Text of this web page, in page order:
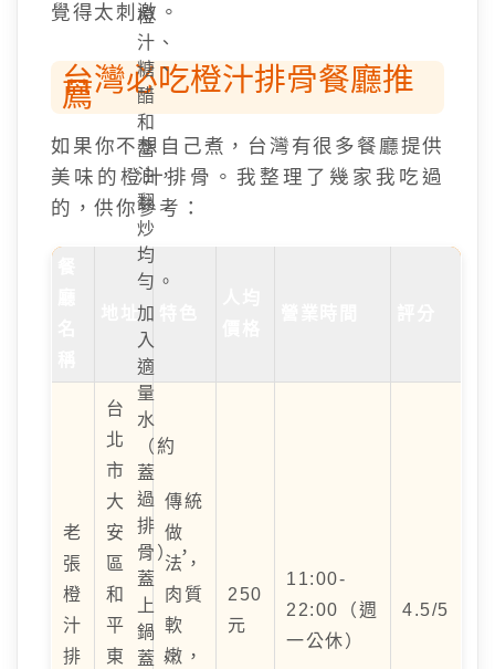
橙
汁、
糖、
醋
和
醬
油，
翻
炒
均
勻。
加
入
適
量
水
（約
蓋
過
排
骨），
蓋
上
鍋
蓋，
覺得太刺激。
台灣必吃橙汁排骨餐廳推
薦
如果你不想自己煮，台灣有很多餐廳提供
美味的橙汁排骨。我整理了幾家我吃過
的，供你參考：
地址
老
張
橙
汁
排
台
北
市
大
安
區
和
平
東
傳統
做
法，
肉質
軟
嫩，
250
元
11:00-
22:00（週
一公休）
4.5/5